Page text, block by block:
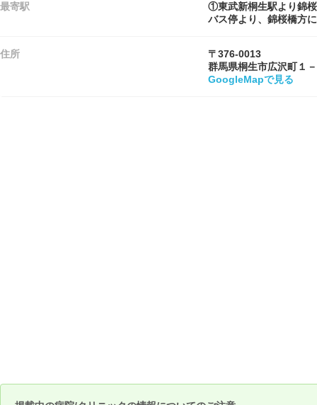
最寄駅
①東武新桐生駅より錦
バス停より、錦桜橋方
住所
〒376-0013
群馬県桐生市広沢町１
GoogleMapで見る